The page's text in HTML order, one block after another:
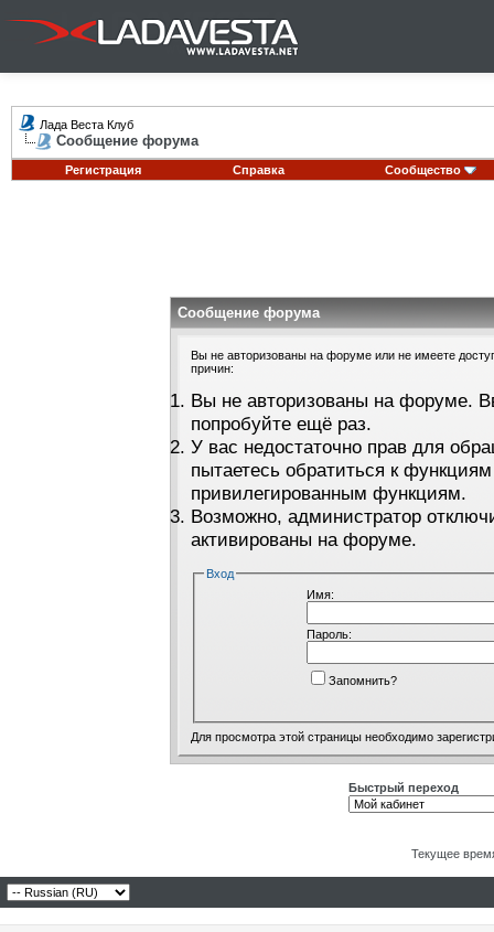
Лада Веста Клуб
Сообщение форума
Регистрация Справка Сообщество
Сообщение форума
Вы не авторизованы на форуме или не имеете
причин:
Вы не авторизованы на форуме.
попробуйте ещё раз.
У вас недостаточно прав для
пытаетесь обратиться к
привилегированным функциям.
Возможно, администратор
активированы на форуме.
Вход
Имя:
Пароль:
Запомнить?
Для просмотра этой страницы необходимо
Быстрый переход
Текущее